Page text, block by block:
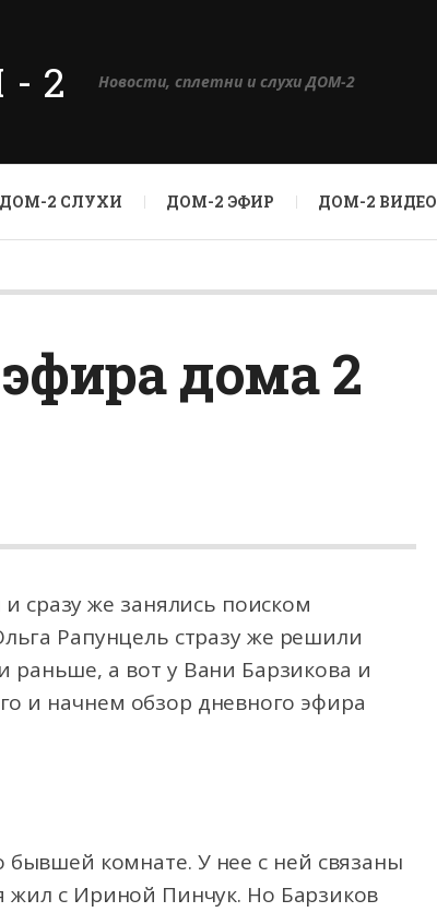
2 Новости, сплетни и слухи ДОМ-2
ДОМ-2 СЛУХИ ДОМ-2 ЭФИР ДОМ-2 ВИДЕО
дома 2
сразу же занялись поиском
Рапунцель стразу же решили
раньше, а вот у Вани Барзикова и
и начнем обзор дневного эфира
бывшей комнате. У нее с ней связаны
жил с Ириной Пинчук. Но Барзиков